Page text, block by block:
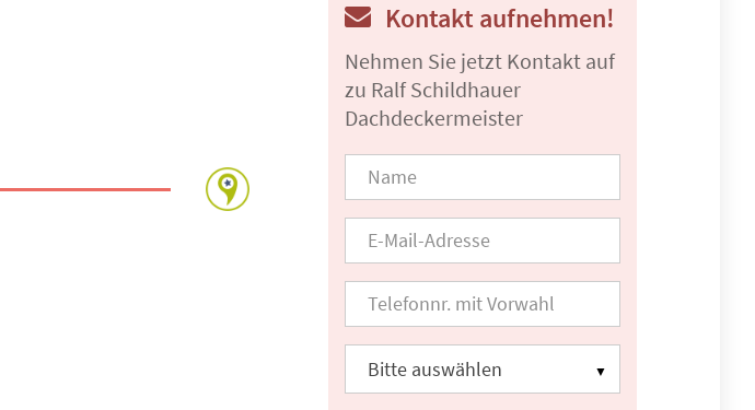
Kontakt aufnehmen!
Nehmen Sie jetzt Kontakt auf
zu Ralf Schildhauer
Dachdeckermeister